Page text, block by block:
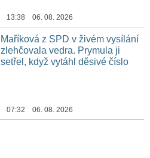
13:38 06. 08. 2026
Maříková z SPD v živém vysílání
zlehčovala vedra. Prymula ji
setřel, když vytáhl děsivé číslo
07:32 06. 08. 2026